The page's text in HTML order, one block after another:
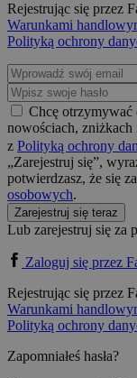
Rejestrując się przez
Warunkami
Polityką ochrony
Chcę otrzymywać
nowościach,
z Polityką ochrony
„Zarejestruj się”,
potwierdzasz, że się
osobowych.
Zarejestruj się teraz
Lub zarejestruj się za
Zaloguj się przez
Rejestrując się przez
Warunkami
Polityką ochrony
Zapomniałeś hasła?